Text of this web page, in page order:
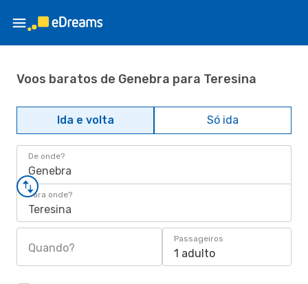
Voos baratos de Genebra para Teresina
Ida e volta Só ida
De onde?
Genebra
Para onde?
Teresina
Quando?
Passageiros
1 adulto